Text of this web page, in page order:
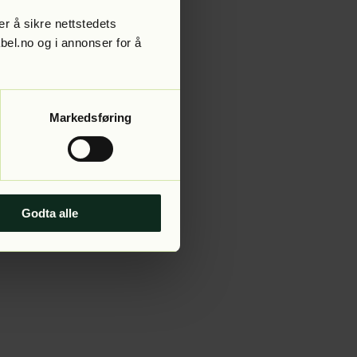
å sikre nettstedets
og i annonser for å
Markedsføring
Godta alle